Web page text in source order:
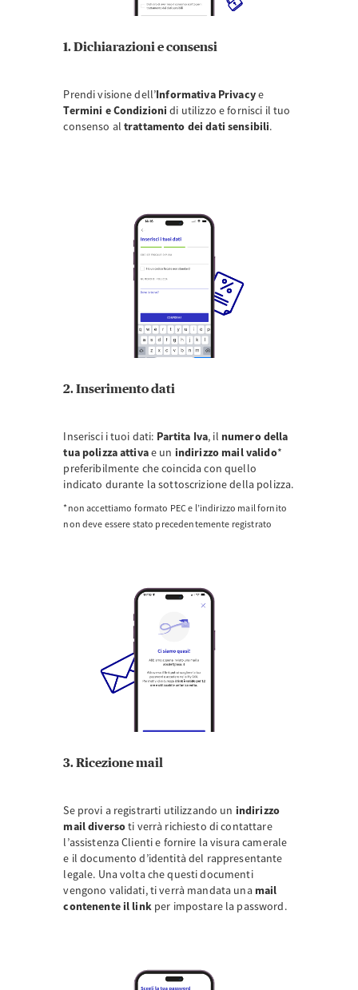
1. Dichiarazioni e consensi
Prendi visione dell’Informativa Privacye
Termini e Condizioni di utilizzo e fornisci il tuo
consenso altrattamento dei dati sensibili.
2. Inserimento dati
Inserisci i tuoi dati: Partita Iva, il numero della
tua polizzaattivae un indirizzo mail valido*
preferibilmente che coincida con quello
indicato durante la sottoscrizione della polizza.
*non accettiamo formato PEC e l’indirizzo mail fornito
non deve essere stato precedentemente registrato
3. Ricezione mail
Se provi a registrarti utilizzando un indirizzo
mail diversoti verrà richiesto di contattare
l’assistenza Clienti e fornire la visura camerale
e il documento d’identità del rappresentante
legale. Una volta che questi documenti
vengono validati, ti verrà mandata una mail
contenente il linkper impostare la password.